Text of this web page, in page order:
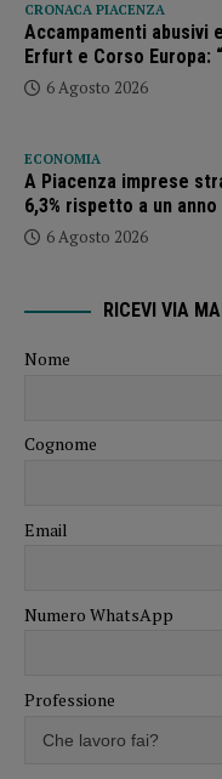
CRONACA PIACENZA
Accampamenti abusivi
Erfurt e Corso Europa:
6 Agosto 2026
ECONOMIA
A Piacenza imprese
6,3% rispetto a un anno
6 Agosto 2026
RICEVI VIA
Nome
Cognome
Email
Numero WhatsApp
Professione